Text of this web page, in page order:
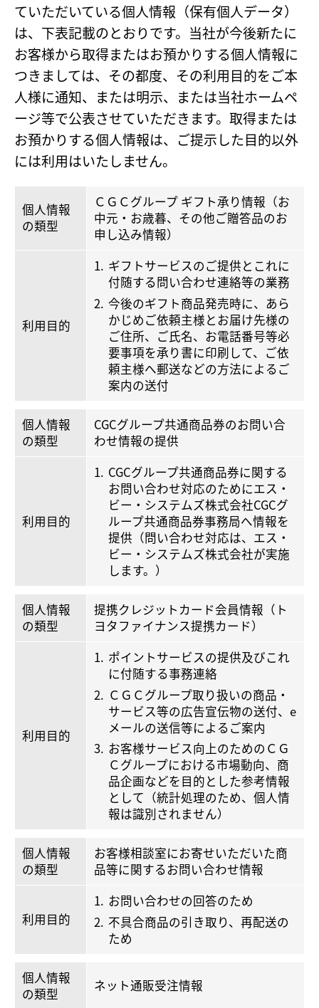
ていただいている個人情報（保有個人データ）
は、下表記載のとおりです。当社が今後新たに
お客様から取得またはお預かりする個人情報に
つきましては、その都度、その利用目的をご本
人様に通知、または明示、または当社ホームペ
ージ等で公表させていただきます。取得または
お預かりする個人情報は、ご提示した目的以外
には利用はいたしません。
個人情報
の類型
ＣＧＣグループ ギフト承り情報（お
中元・お歳暮、その他ご贈答品のお
申し込み情報）
利用目的
ギフトサービスのご提供とこれに
付随する問い合わせ連絡等の業務
今後のギフト商品発売時に、あら
かじめご依頼主様とお届け先様の
ご住所、ご氏名、お電話番号等必
要事項を承り書に印刷して、ご依
頼主様へ郵送などの方法によるご
案内の送付
個人情報
の類型
CGCグループ共通商品券のお問い合
わせ情報の提供
利用目的
CGCグループ共通商品券に関する
お問い合わせ対応のためにエス・
ビー・システムズ株式会社CGCグ
ループ共通商品券事務局へ情報を
提供（問い合わせ対応は、エス・
ビー・システムズ株式会社が実施
します。）
個人情報
の類型
提携クレジットカード会員情報（ト
ヨタファイナンス提携カード）
利用目的
ポイントサービスの提供及びこれ
に付随する事務連絡
ＣＧＣグループ取り扱いの商品・
サービス等の広告宣伝物の送付、e
メールの送信等によるご案内
お客様サービス向上のためのＣＧ
Ｃグループにおける市場動向、商
品企画などを目的とした参考情報
として（統計処理のため、個人情
報は識別されません）
個人情報
の類型
お客様相談室にお寄せいただいた商
品等に関するお問い合わせ情報
利用目的
お問い合わせの回答のため
不具合商品の引き取り、再配送の
ため
個人情報
の類型
ネット通販受注情報